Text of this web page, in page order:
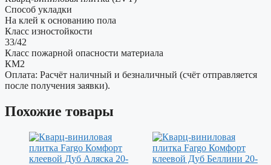
Способ укладки
На клей к основанию пола
Класс изностойкости
33/42
Класс пожарной опасности материала
КМ2
Оплата: Расчёт наличный и безналичный (счёт отправляется
после получения заявки).
Похожие товары